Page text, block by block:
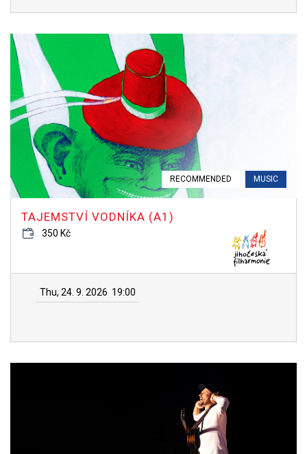
RECOMMENDED MUSIC
TAJEMSTVÍ VODNÍKA (A1)
350 Kč
Thu, 24. 9. 2026 19:00